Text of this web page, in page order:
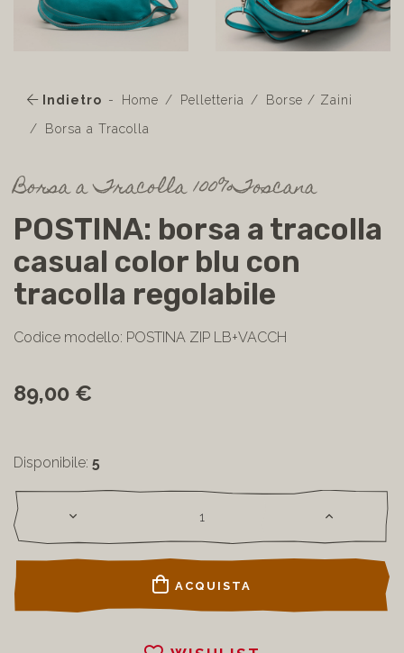
Indietro Home Pelletteria
Borse / Zaini
Borsa a Tracolla
Borsa a Tracolla 100%Toscana
POSTINA: borsa a tracolla
casual color blu con
tracolla regolabile
Codice modello: POSTINA ZIP LB+VACCH
89,00 €
Disponibile: 5
ACQUISTA